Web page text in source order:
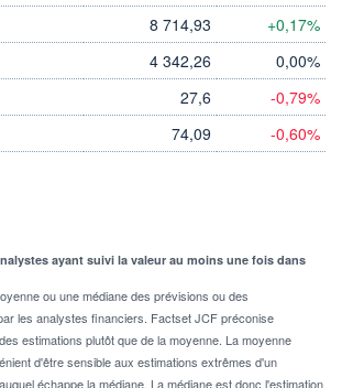
8 714,93 +0,17%
4 342,26 0,00%
27,6 -0,79%
74,09 -0,60%
ayant suivi la valeur au moins une fois dans
ou une médiane des prévisions ou des
les analystes financiers. Factset JCF préconise
estimations plutôt que de la moyenne. La moyenne
d'être sensible aux estimations extrêmes d'un
échappe la médiane. La médiane est donc l'estimation